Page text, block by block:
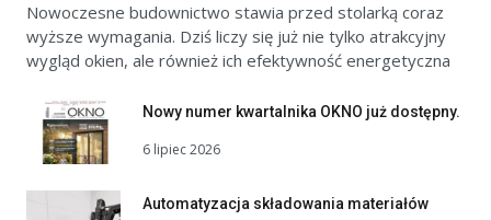
Nowoczesne budownictwo stawia przed stolarką coraz
wyższe wymagania. Dziś liczy się już nie tylko atrakcyjny
wygląd okien, ale również ich efektywność energetyczna
Nowy numer kwartalnika OKNO już dostępny.
6 lipiec 2026
Automatyzacja składowania materiałów